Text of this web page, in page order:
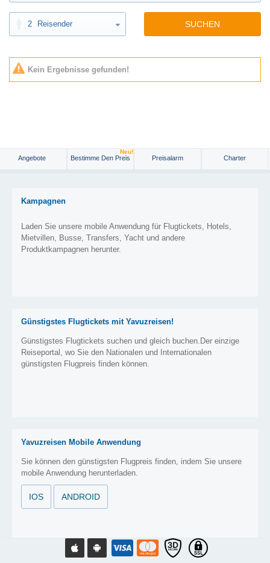
2 Reisender SUCHEN
Kein Ergebnisse gefunden!
Angebote Bestimme Den Preis
Neu!
Preisalarm Charter
Kampagnen
Laden Sie unsere mobile Anwendung für Flugtickets, Hotels,
Mietvillen, Busse, Transfers, Yacht und andere
Produktkampagnen herunter.
Günstigstes Flugtickets mit Yavuzreisen!
Günstigstes Flugtickets suchen und gleich buchen.Der einzige
Reiseportal, wo Sie den Nationalen und Internationalen
günstigsten Flugpreis finden können.
Yavuzreisen Mobile Anwendung
Sie können den günstigsten Flugpreis finden, indem Sie unsere
mobile Anwendung herunterladen.
IOS ANDROID